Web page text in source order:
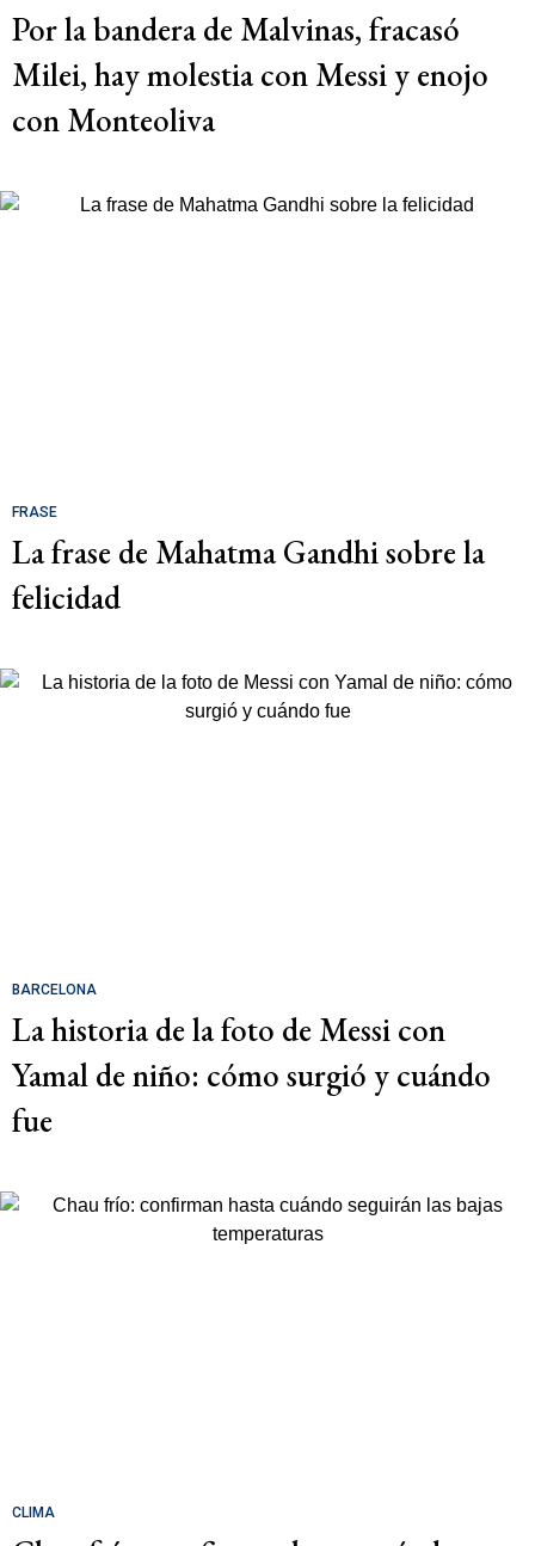
Por la bandera de Malvinas, fracasó
Milei, hay molestia con Messi y enojo
con Monteoliva
FRASE
La frase de Mahatma Gandhi sobre la
felicidad
BARCELONA
La historia de la foto de Messi con
Yamal de niño: cómo surgió y cuándo
fue
CLIMA